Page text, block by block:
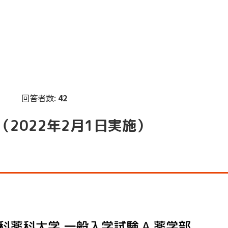
回答者数: 42
2022年2月1日実施）